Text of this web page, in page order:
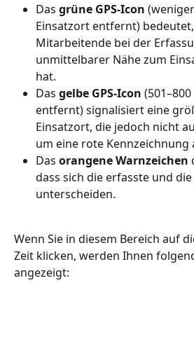
Das grüne GPS-Icon
Einsatzort entfernt)
Mitarbeitende bei der
unmittelbarer Nähe zum
hat.
Das gelbe GPS-Icon
entfernt) signalisiert eine
Einsatzort, die jedoch nicht
um eine rote Kennzeichnung
Das orangene Warnzeichen
dass sich die erfasste und
unterscheiden.
Wenn Sie in diesem Bereich auf
Zeit klicken, werden Ihnen
angezeigt: